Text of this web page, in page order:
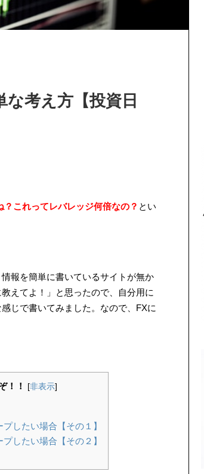
考え方【投資日
これってレバレッジ何倍なの？ とい
報を簡単に書いているサイトが無か
えてよ！」と思ったので、自分用に
じで書いてみました。なので、FXに
！！ [非表示]
したい場合【その１】
したい場合【その２】